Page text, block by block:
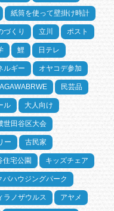
紙筒を使って壁掛け時計
づくり 立川 ポスト
鯉 日テレ
ルギー オヤコデ参加
民芸品
ル 大人向け
世田谷区大会
ー 古民家
住宅公園 キッズチェア
バハウジングパーク
ラノザウルス アヤメ